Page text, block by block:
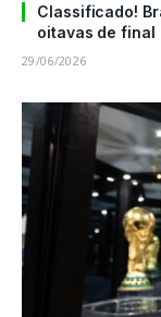
Classificado!
oitavas de final
29/06/2026